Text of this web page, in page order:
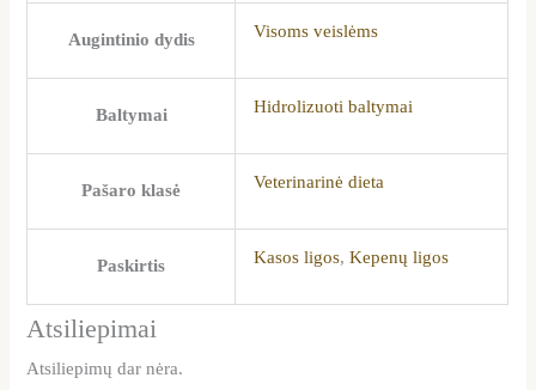
Augintinio dydis Visoms veislėms
Baltymai Hidrolizuoti baltymai
Pašaro klasė Veterinarinė dieta
Paskirtis Kasos ligos,Kepenų ligos
Atsiliepimai
Atsiliepimų dar nėra.